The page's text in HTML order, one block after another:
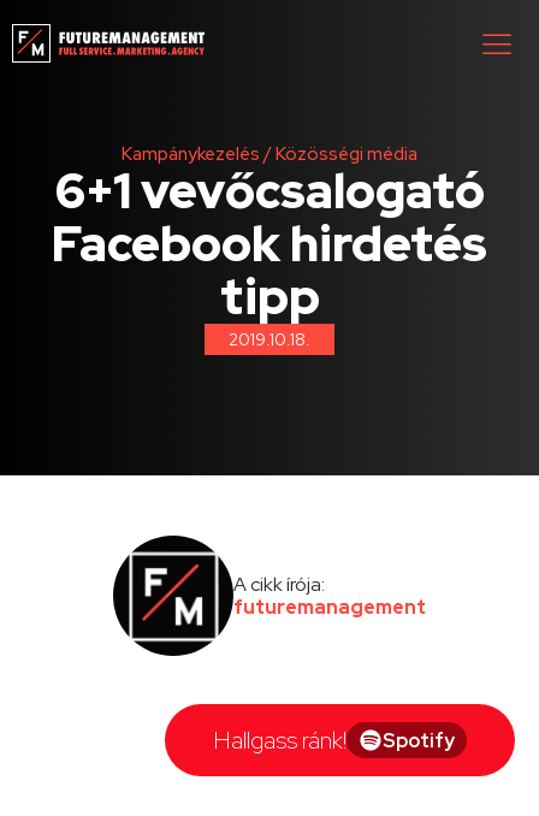
Kampánykezelés /Közösségi média
6+1 vevőcsalogató
Facebook hirdetés
tipp
2019.10.18.
A cikk írója:
futuremanagement
Hallgass ránk! Spotify